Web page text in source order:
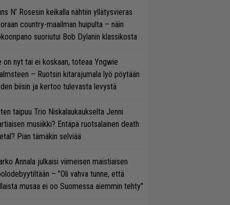
N’ Rosesin keikalla nähtiin yllätysvieras
country-maailman huipulta – näin
suoriutui Bob Dylanin klassikosta
on nyt tai ei koskaan, toteaa Yngwie
– Ruotsin kitarajumala lyö pöytään
biisin ja kertoo tulevasta levystä
taipuu Trio Niskalaukaukselta Jenni
musiikki? Entäpä ruotsalainen death
Pian tämäkin selviää
Annala julkaisi viimeisen maistiaisen
– ”Oli vahva tunne, että
musaa ei oo Suomessa aiemmin tehty”